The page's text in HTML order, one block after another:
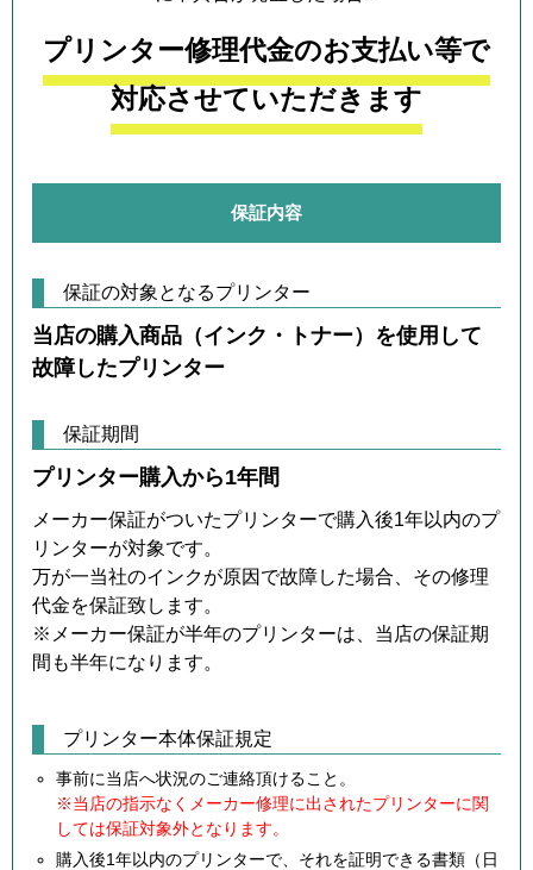
プリンター修理代金のお支払い等で
対応させていただきます
保証内容
保証の対象となるプリンター
当店の購入商品（インク・トナー）を使用して
故障したプリンター
保証期間
プリンター購入から1年間
メーカー保証がついたプリンターで購入後1年以内のプ
リンターが対象です。
万が一当社のインクが原因で故障した場合、その修理
代金を保証致します。
※メーカー保証が半年のプリンターは、当店の保証期
間も半年になります。
プリンター本体保証規定
事前に当店へ状況のご連絡頂けること。
※当店の指示なくメーカー修理に出されたプリンターに関
しては保証対象外となります。
購入後1年以内のプリンターで、それを証明できる書類（日